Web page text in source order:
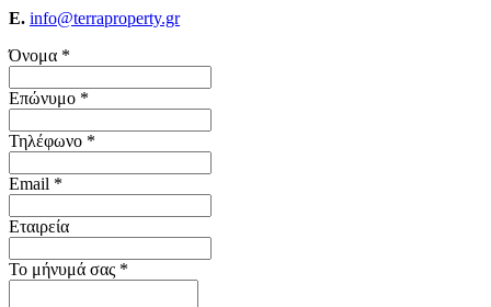
E. info@terraproperty.gr
Όνομα *
Επώνυμο *
Τηλέφωνο *
Email *
Εταιρεία
Το μήνυμά σας *